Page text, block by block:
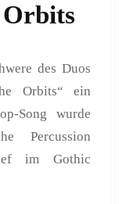
des Duos
Orbits“ ein
wurde
Percussion
im Gothic